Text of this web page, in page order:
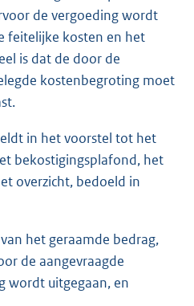
de vergoeding wordt
feitelijke kosten en het
is dat de door de
kostenbegroting moet
in het voorstel tot het
bekostigingsplafond, het
overzicht, bedoeld in
het geraamde bedrag,
de aangevraagde
wordt uitgegaan, en